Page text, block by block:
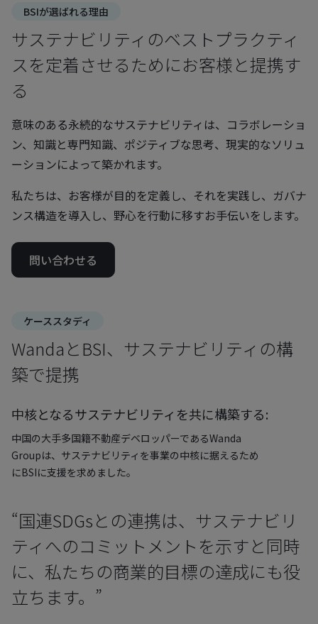
BSIが選ばれる理由
サステナビリティのベストプラクティ
スを定着させるためにお客様と提携す
る
意味のある永続的なサステナビリティは、コラボレーショ
ン、知識と専門知識、ポジティブな思考、現実的なソリュ
ーションによって築かれます。
私たちは、お客様が目的を定義し、それを実践し、ガバナ
ンス構造を導入し、野心を行動に移すお手伝いをします。
問い合わせる
ケーススタディ
WandaとBSI、サステナビリティの構
築で提携
中核となるサステナビリティを共に構築する:
中国の大手多国籍不動産デベロッパーであるWanda
Groupは、サステナビリティを事業の中核に据えるため
にBSIに支援を求めました。
“国連SDGsとの連携は、サステナビリ
ティへのコミットメントを示すと同時
に、私たちの商業的目標の達成にも役
立ちます。”